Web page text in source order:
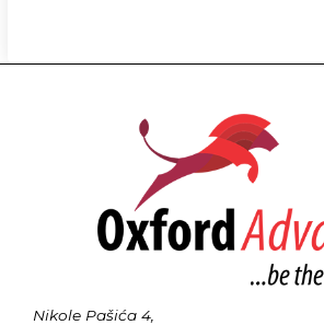
Nikole Pašića 4,